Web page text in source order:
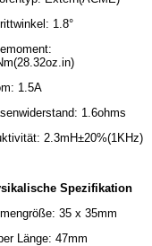
1.8°
1.5A
1.6ohms
2.3mH±20%(1KHz)
Spezifikation
35 x 35mm
Länge: 47mm